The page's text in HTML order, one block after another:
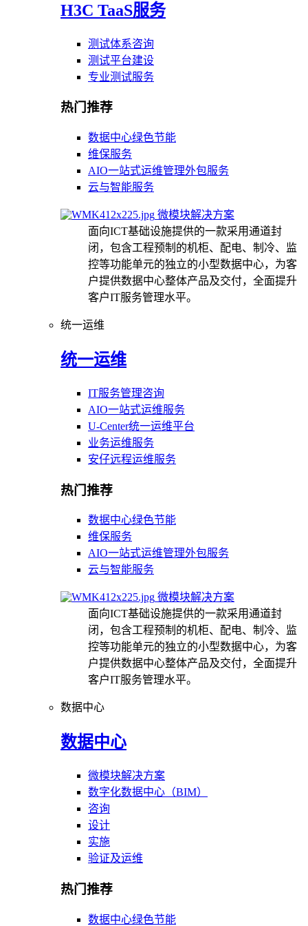
H3C TaaS服务
测试体系咨询
测试平台建设
专业测试服务
热门推荐
数据中心绿色节能
维保服务
AIO一站式运维管理外包服务
云与智能服务
微模块解决方案
面向ICT基础设施提供的一款采用通道封
闭，包含工程预制的机柜、配电、制冷、监
控等功能单元的独立的小型数据中心，为客
户提供数据中心整体产品及交付，全面提升
客户IT服务管理水平。
统一运维
统一运维
IT服务管理咨询
AIO一站式运维服务
U-Center统一运维平台
业务运维服务
安仔远程运维服务
热门推荐
数据中心绿色节能
维保服务
AIO一站式运维管理外包服务
云与智能服务
微模块解决方案
面向ICT基础设施提供的一款采用通道封
闭，包含工程预制的机柜、配电、制冷、监
控等功能单元的独立的小型数据中心，为客
户提供数据中心整体产品及交付，全面提升
客户IT服务管理水平。
数据中心
数据中心
微模块解决方案
数字化数据中心（BIM）
咨询
设计
实施
验证及运维
热门推荐
数据中心绿色节能